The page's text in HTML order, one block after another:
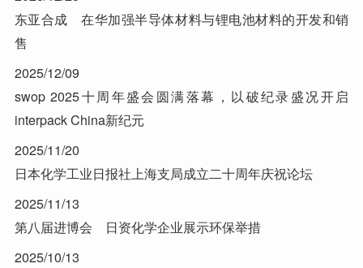
东亚合成 在华加强半导体材料与锂电池材料的开发和销
售
2025/12/09
swop 2025十周年盛会圆满落幕，以破纪录盛况开启
interpack China新纪元
2025/11/20
日本化学工业日报社上海支局成立二十周年庆祝论坛
2025/11/13
第八届进博会 日资化学企业展示环保举措
2025/10/13